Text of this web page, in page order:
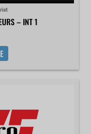
– INT 1